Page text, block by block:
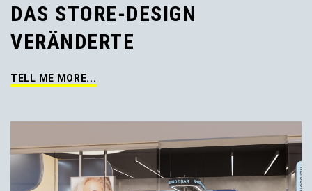
DAS STORE-DESIGN
VERÄNDERTE
TELL ME MORE...